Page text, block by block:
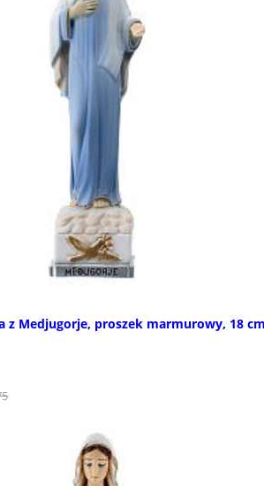
z Medjugorje, proszek marmurowy, 18